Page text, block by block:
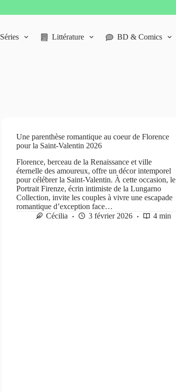
Séries Littérature BD & Comics
Une parenthèse romantique au coeur de Florence
pour la Saint-Valentin 2026
Florence, berceau de la Renaissance et ville
éternelle des amoureux, offre un décor intemporel
pour célébrer la Saint-Valentin. À cette occasion, le
Portrait Firenze, écrin intimiste de la Lungarno
Collection, invite les couples à vivre une escapade
romantique d’exception face…
Cécilia
3 février 2026 4 min